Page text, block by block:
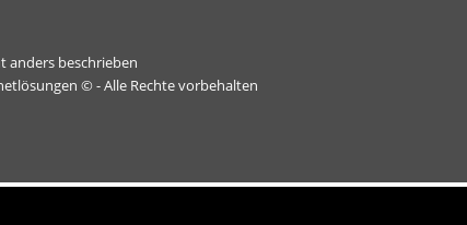
anders beschrieben
© - Alle Rechte vorbehalten